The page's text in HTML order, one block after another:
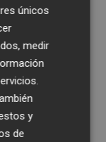
imágenes
en su
soy de Foios"
conejo de
únicos
medir
y
de